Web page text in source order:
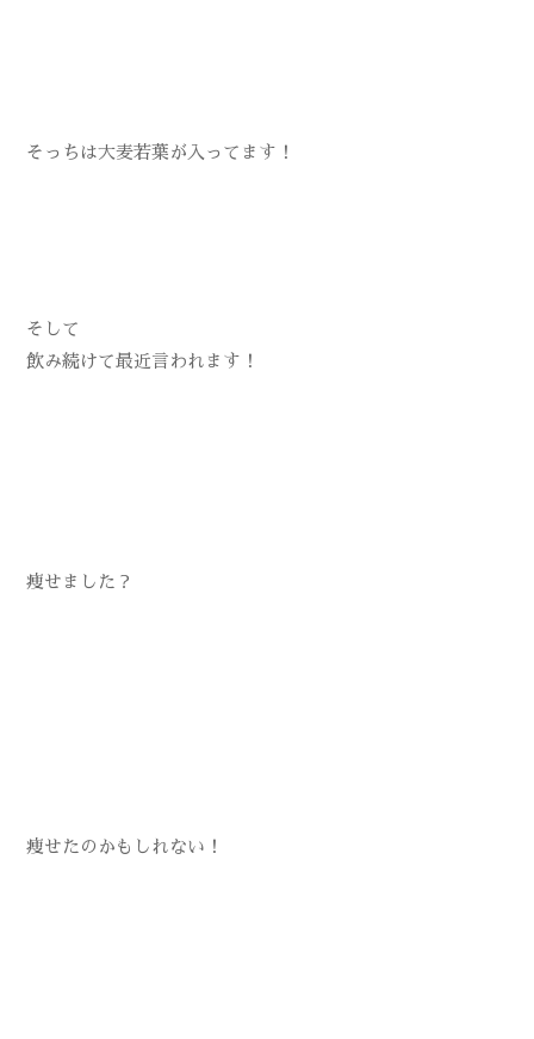
そっちは大麦若葉が入ってます！
そして
飲み続けて最近言われます！
痩せました？
痩せたのかもしれない！